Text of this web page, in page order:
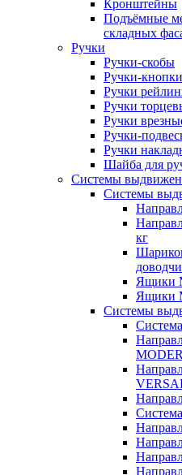
Кронштейны
Подъёмные
складных
Ручки
Ручки-скобы
Ручки-кнопки
Ручки
Ручки
Ручки
Ручки-
Ручки
Шайба для
Системы
Системы
кг
Ящики
Ящики
Системы